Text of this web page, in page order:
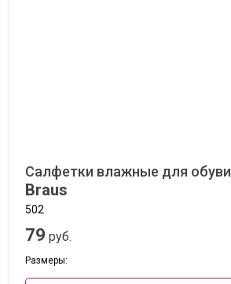
Салфетки влажные для обуви
Braus
502
79 руб.
Размеры: